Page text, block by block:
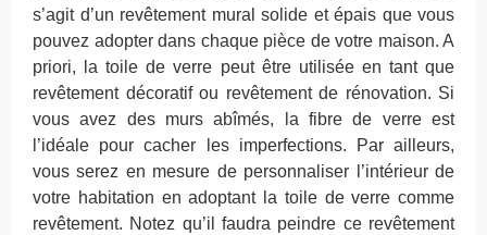
s’agit d’un revêtement mural solide et épais que vous
pouvez adopter dans chaque pièce de votre maison. A
priori, la toile de verre peut être utilisée en tant que
revêtement décoratif ou revêtement de rénovation. Si
vous avez des murs abîmés, la fibre de verre est
l’idéale pour cacher les imperfections. Par ailleurs,
vous serez en mesure de personnaliser l’intérieur de
votre habitation en adoptant la toile de verre comme
revêtement. Notez qu’il faudra peindre ce revêtement